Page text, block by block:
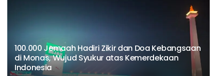
100.000 Jemaah Hadiri Zikir dan Doa Kebangsaan
di Monas, Wujud Syukur atas Kemerdekaan
Indonesia